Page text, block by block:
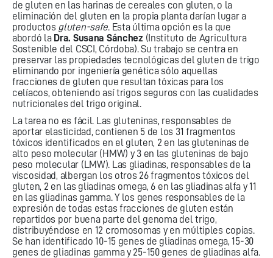
de gluten en las harinas de cereales con gluten, o la
eliminación del gluten en la propia planta darían lugar a
productos gluten-safe. Esta última opción es la que
abordó la Dra. Susana Sánchez (Instituto de Agricultura
Sostenible del CSCI, Córdoba). Su trabajo se centra en
preservar las propiedades tecnológicas del gluten de trigo
eliminando por ingeniería genética sólo aquellas
fracciones de gluten que resultan tóxicas para los
celíacos, obteniendo así trigos seguros con las cualidades
nutricionales del trigo original.
La tarea no es fácil. Las gluteninas, responsables de
aportar elasticidad, contienen 5 de los 31 fragmentos
tóxicos identificados en el gluten, 2 en las gluteninas de
alto peso molecular (HMW) y 3 en las gluteninas de bajo
peso molecular (LMW). Las gliadinas, responsables de la
viscosidad, albergan los otros 26 fragmentos tóxicos del
gluten, 2 en las gliadinas omega, 6 en las gliadinas alfa y 11
en las gliadinas gamma. Y los genes responsables de la
expresión de todas estas fracciones de gluten están
repartidos por buena parte del genoma del trigo,
distribuyéndose en 12 cromosomas y en múltiples copias.
Se han identificado 10-15 genes de gliadinas omega, 15-30
genes de gliadinas gamma y 25-150 genes de gliadinas alfa.